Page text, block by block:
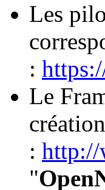
Les
:
Le
: http://
"